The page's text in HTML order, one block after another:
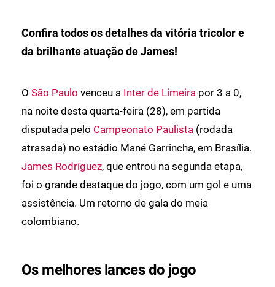
Confira todos os detalhes da vitória tricolor e
da brilhante atuação de James!
O São Paulo venceu a Inter de Limeira por 3 a 0,
na noite desta quarta-feira (28), em partida
disputada pelo Campeonato Paulista (rodada
atrasada) no estádio Mané Garrincha, em Brasília.
James Rodríguez, que entrou na segunda etapa,
foi o grande destaque do jogo, com um gol e uma
assistência. Um retorno de gala do meia
colombiano.
Os melhores lances do jogo